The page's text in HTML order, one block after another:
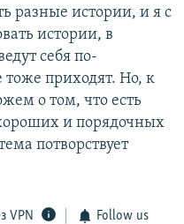
разные истории, и я с
истории, в
себя по-
тоже приходят. Но, к
о том, что есть
и порядочных
потворствует
VPN Follow us